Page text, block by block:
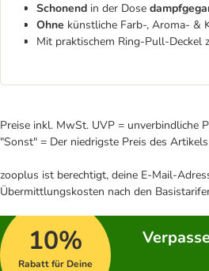
Schonend in der Dose
Ohne künstliche Farb-, Aroma- &
Mit praktischem Ring-Pull-Deckel
Preise inkl. MwSt. UVP = unverbindliche
"Sonst" = Der niedrigste Preis des
zooplus ist berechtigt, deine E-Mail-
Übermittlungskosten nach den
10%
Rabatt für Deine